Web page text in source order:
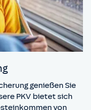
genießen Sie
PKV bietet sich
von